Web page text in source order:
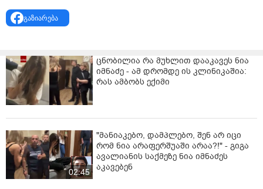
„ფეისბუქ“ გვერდზე ვრცელდება.
„ილიაუნი, რომელიც ჩემს დროს და ჩემი აქტიური
ვამბობდი და ვაფრთხილებდი, მათ ვისაც „გეპეის“ არ
გაუქმება გაუხარდა.
აი, მიადგნენ ილიაუნის, შემდეგ ეგრევე მოჰყვება
„საქართველოს უნივერსიტეტი“ და „თავისუფალი
ივანიშვილს მყარად აქვს გადაწყვეტილი, ყველა
ქართველის განათლების დონის, საკუთარ
განათლების დონემდე დაყვანა, ე.ი. განათლებული
ადამიანების გაქრობა საქართველოში. ახლა კი
წავიდეს ზოგიერთი და "ედებატონ" პითეკანთროპებს.
გაზიარება
ცნობილია რა მუხლით დააკავეს ნია
იმნაძე - ამ დრომდე ის კლინიკაშია:
რას ამბობს ექიმი
02:45
"მანიაკებო, დამპლებო, შენ არ იცი
რომ ნია არაფერშუაში არაა?!" - გიგა
ავალიანის საქმეზე ნია იმნაძეს
აკავებენ